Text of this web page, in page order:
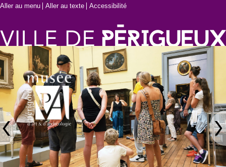
Aller au menu Aller au texte Accessibilité